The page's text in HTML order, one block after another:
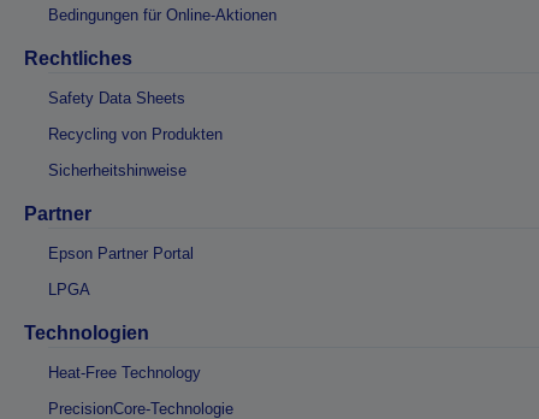
Bedingungen für Online-Aktionen
Rechtliches
Safety Data Sheets
Recycling von Produkten
Sicherheitshinweise
Partner
Epson Partner Portal
LPGA
Technologien
Heat-Free Technology
PrecisionCore-Technologie